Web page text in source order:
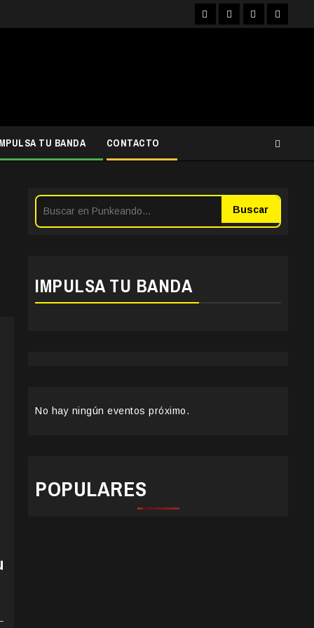
FacebookInstagram
YouTubeTwitter
TU BANDA CONTACTO
Buscar
IMPULSA TU BANDA
No hay ningún eventos próximo.
POPULARES